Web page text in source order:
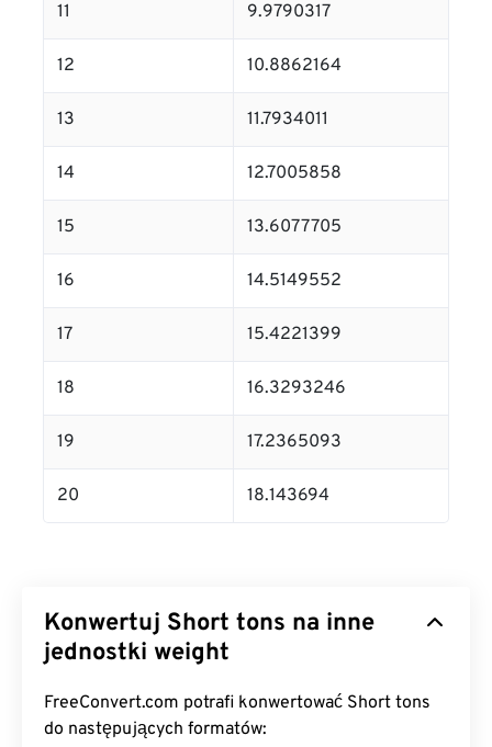
11 9.9790317
12 10.8862164
13 11.7934011
14 12.7005858
15 13.6077705
16 14.5149552
17 15.4221399
18 16.3293246
19 17.2365093
20 18.143694
Konwertuj Short tons na inne
jednostki weight
FreeConvert.com potrafi konwertować Short tons
do następujących formatów: